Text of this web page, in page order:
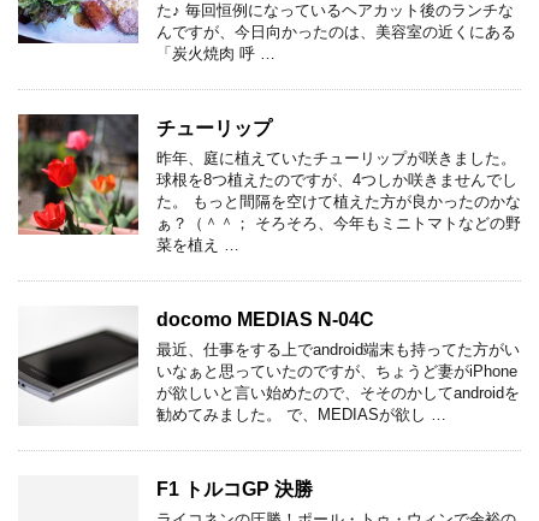
た♪ 毎回恒例になっているヘアカット後のランチな
んですが、今日向かったのは、美容室の近くにある
「炭火焼肉 呼 …
チューリップ
昨年、庭に植えていたチューリップが咲きました。
球根を8つ植えたのですが、4つしか咲きませんでし
た。 もっと間隔を空けて植えた方が良かったのかな
ぁ？（＾＾； そろそろ、今年もミニトマトなどの野
菜を植え …
docomo MEDIAS N-04C
最近、仕事をする上でandroid端末も持ってた方がい
いなぁと思っていたのですが、ちょうど妻がiPhone
が欲しいと言い始めたので、そそのかしてandroidを
勧めてみました。 で、MEDIASが欲し …
F1 トルコGP 決勝